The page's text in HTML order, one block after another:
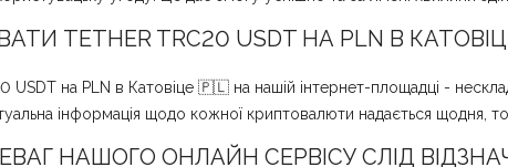
TETHER TRC20 USDT НА PLN В
на PLN в Катовіце 🇵🇱 на нашій інтернет-площадці -
інформація щодо кожної криптовалюти надається щодня,
НАШОГО ОНЛАЙН СЕРВІСУ СЛІД